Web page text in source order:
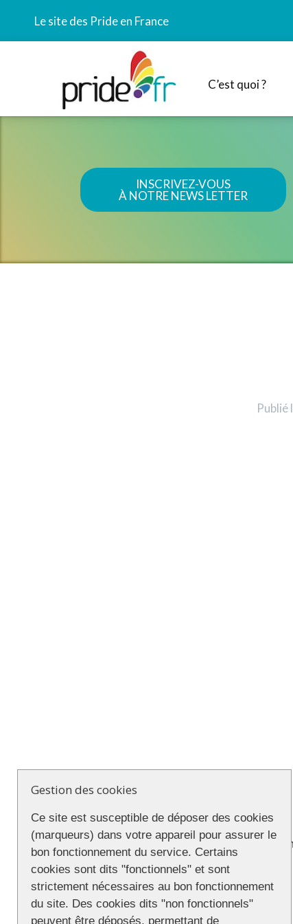
Le site des Pride en France
C’est quoi ?
INSCRIVEZ-VOUS
À NOTRE NEWS LETTER
Publié
Les membres de l’associationQueeramann
manifestation :
Gestion des cookies
Ce site est susceptible de déposer des cookies
(marqueurs) dans votre appareil pour assurer le
bon fonctionnement du service. Certains
cookies sont dits "fonctionnels" et sont
strictement nécessaires au bon fonctionnement
du site. Des cookies dits "non fonctionnels"
peuvent être déposés, permettant de